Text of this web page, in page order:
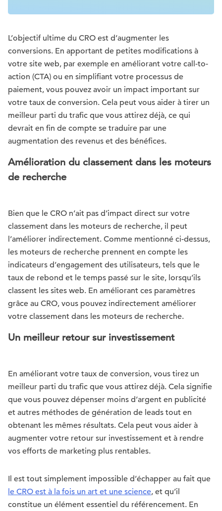
L’objectif ultime du CRO est d’augmenter les
conversions. En apportant de petites modifications à
votre site web, par exemple en améliorant votre call-to-
action (CTA) ou en simplifiant votre processus de
paiement, vous pouvez avoir un impact important sur
votre taux de conversion. Cela peut vous aider à tirer un
meilleur parti du trafic que vous attirez déjà, ce qui
devrait en fin de compte se traduire par une
augmentation des revenus et des bénéfices.
Amélioration du classement dans les moteurs
de recherche
Bien que le CRO n’ait pas d’impact direct sur votre
classement dans les moteurs de recherche, il peut
l’améliorer indirectement. Comme mentionné ci-dessus,
les moteurs de recherche prennent en compte les
indicateurs d’engagement des utilisateurs, tels que le
taux de rebond et le temps passé sur le site, lorsqu’ils
classent les sites web. En améliorant ces paramètres
grâce au CRO, vous pouvez indirectement améliorer
votre classement dans les moteurs de recherche.
Un meilleur retour sur investissement
En améliorant votre taux de conversion, vous tirez un
meilleur parti du trafic que vous attirez déjà. Cela signifie
que vous pouvez dépenser moins d’argent en publicité
et autres méthodes de génération de leads tout en
obtenant les mêmes résultats. Cela peut vous aider à
augmenter votre retour sur investissement et à rendre
vos efforts de marketing plus rentables.
Il est tout simplement impossible d’échapper au fait que
le CRO est à la fois un art et une science, et qu’il
constitue un élément essentiel du référencement. En